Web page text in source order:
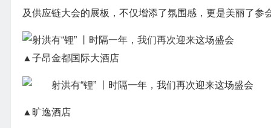
及供应链大会的展板，不仅增添了氛围感，更是美丽了参
▲子昂金都国际大酒店
▲旷逸酒店